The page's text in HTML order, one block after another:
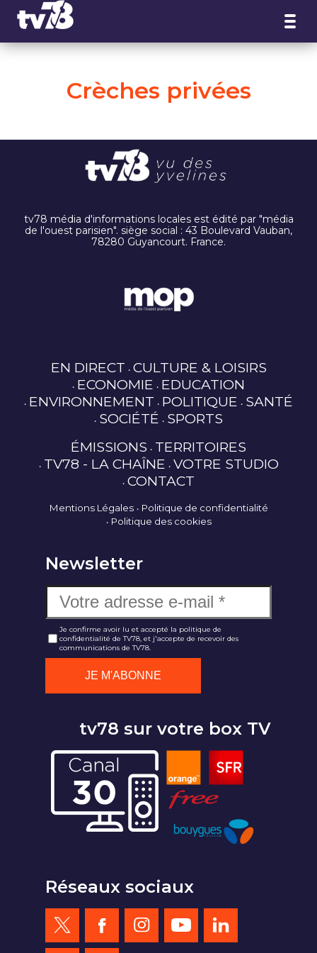
Crèches privées
tv78 média d'informations locales est édité par "média
de l'ouest parisien". siège social : 43 Boulevard Vauban,
78280 Guyancourt. France.
EN DIRECT CULTURE & LOISIRS
ECONOMIE EDUCATION
ENVIRONNEMENT POLITIQUE SANTÉ
SOCIÉTÉ SPORTS
ÉMISSIONS TERRITOIRES
TV78 - LA CHAÎNE VOTRE STUDIO
CONTACT
Mentions Légales
Politique de confidentialité
Politique des cookies
Newsletter
Je confirme avoir lu et accepté la politique de
confidentialité de TV78, et j'accepte de recevoir des
communications de TV78.
tv78 sur votre box TV
Réseaux sociaux
Panneau de gestion des cookies